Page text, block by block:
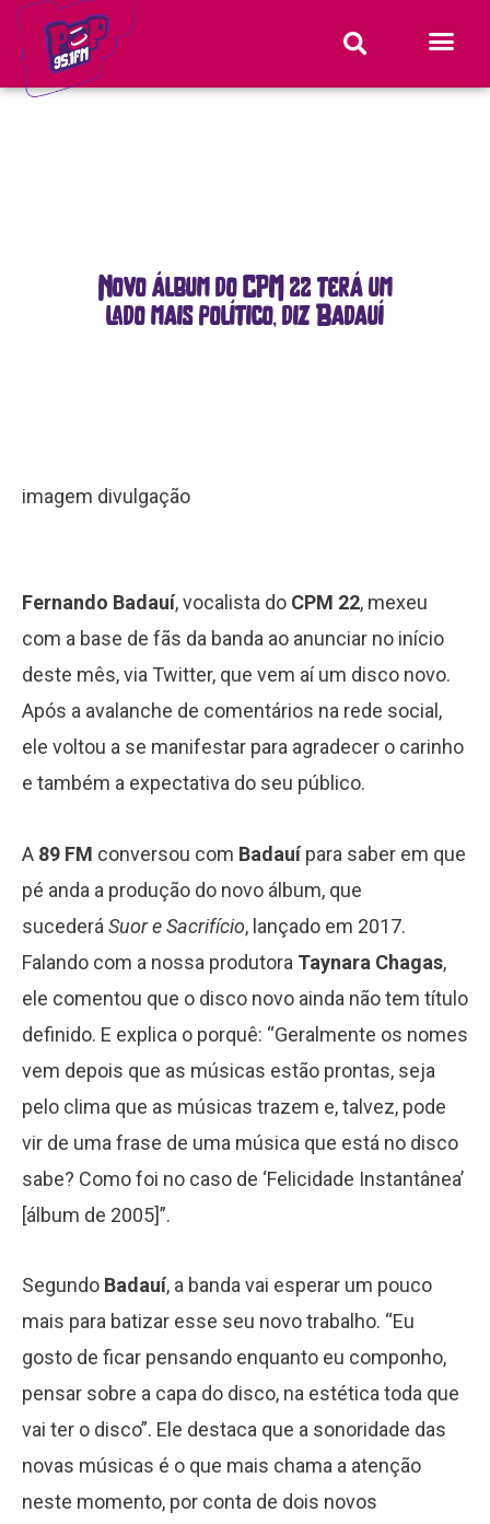
Novo álbum do CPM 22 terá um
lado mais político, diz Badauí
imagem divulgação
Fernando Badauí, vocalista do CPM 22, mexeu
com a base de fãs da banda ao anunciar no início
deste mês, via Twitter, que vem aí um disco novo.
Após a avalanche de comentários na rede social,
ele voltou a se manifestar para agradecer o carinho
e também a expectativa do seu público.
A 89 FM conversou com Badauípara saber em que
pé anda a produção do novo álbum, que
sucederá Suor e Sacrifício, lançado em 2017.
Falando com a nossa produtora Taynara Chagas,
ele comentou que o disco novo ainda não tem título
definido. E explica o porquê: “Geralmente os nomes
vem depois que as músicas estão prontas, seja
pelo clima que as músicas trazem e, talvez, pode
vir de uma frase de uma música que está no disco
sabe? Como foi no caso de ‘Felicidade Instantânea’
[álbum de 2005]”.
Segundo Badauí, a banda vai esperar um pouco
mais para batizar esse seu novo trabalho. “Eu
gosto de ficar pensando enquanto eu componho,
pensar sobre a capa do disco, na estética toda que
vai ter o disco”. Ele destaca que a sonoridade das
novas músicas é o que mais chama a atenção
neste momento, por conta de dois novos